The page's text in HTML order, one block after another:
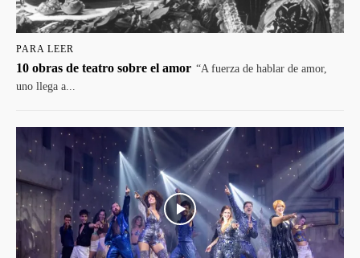
PARA LEER
10 obras de teatro sobre el amor “A fuerza de hablar de amor,
uno llega a...